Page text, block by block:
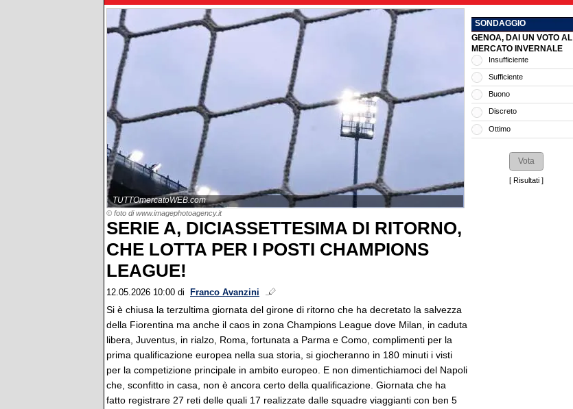
TUTTOmercatoWEB.com
© foto di www.imagephotoagency.it
SERIE A, DICIASSETTESIMA DI RITORNO,
CHE LOTTA PER I POSTI CHAMPIONS
LEAGUE!
12.05.2026 10:00 di Franco Avanzini
Si è chiusa la terzultima giornata del girone di ritorno che ha decretato la salvezza
della Fiorentina ma anche il caos in zona Champions League dove Milan, in caduta
libera, Juventus, in rialzo, Roma, fortunata a Parma e Como, complimenti per la
prima qualificazione europea nella sua storia, si giocheranno in 180 minuti i visti
per la competizione principale in ambito europeo. E non dimentichiamoci del Napoli
che, sconfitto in casa, non è ancora certo della qualificazione. Giornata che ha
fatto registrare 27 reti delle quali 17 realizzate dalle squadre viaggianti con ben 5
SONDAGGIO
GENOA, DAI UN VOTO AL
MERCATO INVERNALE
Insufficiente
Sufficiente
Buono
Discreto
Ottimo
[ Risultati ]